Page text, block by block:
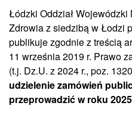
Łódzki Oddział
Zdrowia z siedzibą w Łodzi
publikuje zgodnie z treścią
11 września 2019 r. Prawo
(t.j. Dz.U. z 2024 r., poz.
udzielenie zamówień
przeprowadzić w roku